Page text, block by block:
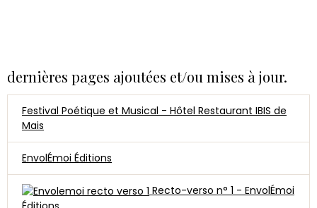
dernières pages ajoutées et/ou mises à jour.
Festival Poétique et Musical - Hôtel Restaurant IBIS de
Mais
EnvolÉmoi Éditions
Recto-verso n° 1 - EnvolÉmoi